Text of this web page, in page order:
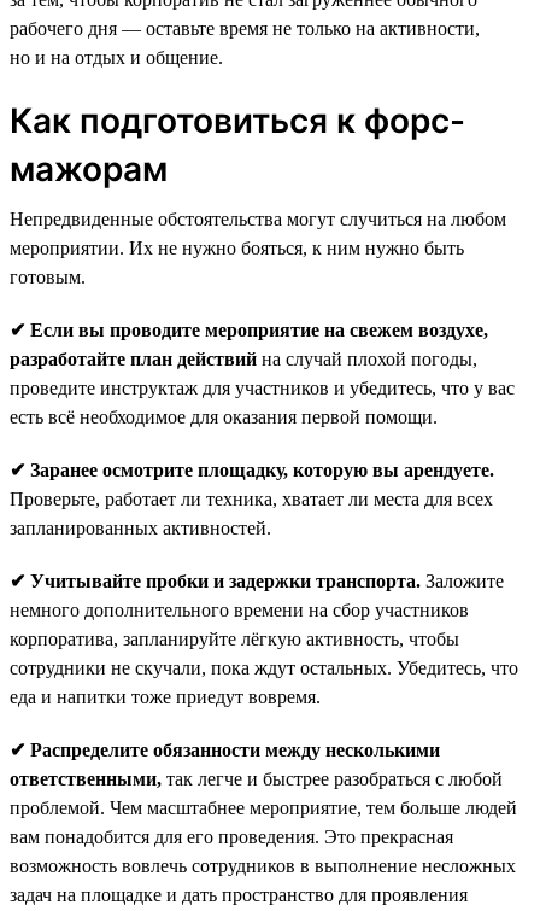
рабочего дня — оставьте время не только на активности,
но и на отдых и общение.
Как подготовиться к форс-
мажорам
Непредвиденные обстоятельства могут случиться на любом
мероприятии. Их не нужно бояться, к ним нужно быть
готовым.
✔ Если вы проводите мероприятие на свежем воздухе,
разработайте план действий на случай плохой погоды,
проведите инструктаж для участников и убедитесь, что у вас
есть всё необходимое для оказания первой помощи.
✔ Заранее осмотрите площадку, которую вы арендуете.
Проверьте, работает ли техника, хватает ли места для всех
запланированных активностей.
✔ Учитывайте пробки и задержки транспорта. Заложите
немного дополнительного времени на сбор участников
корпоратива, запланируйте лёгкую активность, чтобы
сотрудники не скучали, пока ждут остальных. Убедитесь, что
еда и напитки тоже приедут вовремя.
✔ Распределите обязанности между несколькими
ответственными, так легче и быстрее разобраться с любой
проблемой. Чем масштабнее мероприятие, тем больше людей
вам понадобится для его проведения. Это прекрасная
возможность вовлечь сотрудников в выполнение несложных
задач на площадке и дать пространство для проявления